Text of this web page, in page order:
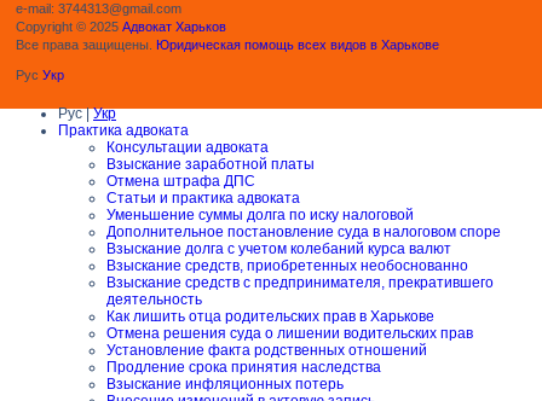
e-mail: 3744313@gmail.com
Copyright © 2025 Адвокат Харьков
Все права защищены. Юридическая помощь всех видов в Харькове
Рус Укр
Рус |Укр
Практика адвоката
Консультации адвоката
Взыскание заработной платы
Отмена штрафа ДПС
Статьи и практика адвоката
Уменьшение суммы долга по иску налоговой
Дополнительное постановление суда в налоговом споре
Взыскание долга с учетом колебаний курса валют
Взыскание средств, приобретенных необоснованно
Взыскание средств с предпринимателя, прекратившего
деятельность
Как лишить отца родительских прав в Харькове
Отмена решения суда о лишении водительских прав
Установление факта родственных отношений
Продление срока принятия наследства
Взыскание инфляционных потерь